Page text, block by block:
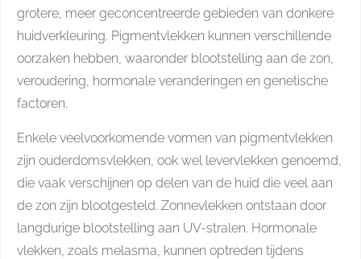
grotere, meer geconcentreerde gebieden van donkere
huidverkleuring. Pigmentvlekken kunnen verschillende
oorzaken hebben, waaronder blootstelling aan de zon,
veroudering, hormonale veranderingen en genetische
factoren.
Enkele veelvoorkomende vormen van pigmentvlekken
zijn ouderdomsvlekken, ook wel levervlekken genoemd,
die vaak verschijnen op delen van de huid die veel aan
de zon zijn blootgesteld. Zonnevlekken ontstaan door
langdurige blootstelling aan UV-stralen. Hormonale
vlekken, zoals melasma, kunnen optreden tijdens